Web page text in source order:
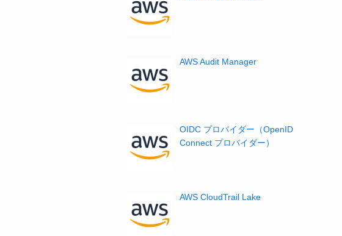
AWS Audit Manager
OIDC プロバイダー（OpenID
Connect プロバイダー）
AWS CloudTrail Lake